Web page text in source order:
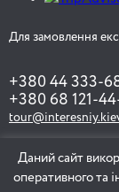
Для замовлення
+380 44 333-
+380 68 121-
ЗАМОВИТИ
Даний сайт
оперативного та